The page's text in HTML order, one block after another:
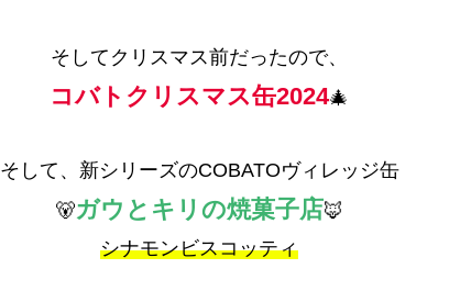
そしてクリスマス前だったので、
コバトクリスマス缶2024🎄
そして、新シリーズのCOBATOヴィレッジ缶
🐻‍ガウとキリの焼菓子店🦊
シナモンビスコッティ